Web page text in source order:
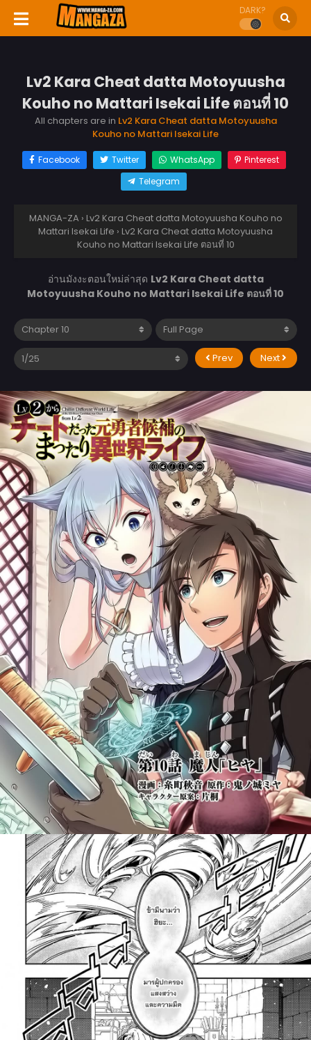
DARK?
Lv2 Kara Cheat datta Motoyuusha
Kouho no Mattari Isekai Life ตอนที่ 10
All chapters are in Lv2 Kara Cheat datta Motoyuusha
Kouho no Mattari Isekai Life
Facebook Twitter WhatsApp
Pinterest
Telegram
MANGA-ZA › Lv2 Kara Cheat datta Motoyuusha Kouho no
Mattari Isekai Life › Lv2 Kara Cheat datta Motoyuusha
Kouho no Mattari Isekai Life ตอนที่ 10
อ่านมังงะตอนใหม่ล่าสุด Lv2 Kara Cheat datta
Motoyuusha Kouho no Mattari Isekai Life ตอนที่ 10
Prev Next